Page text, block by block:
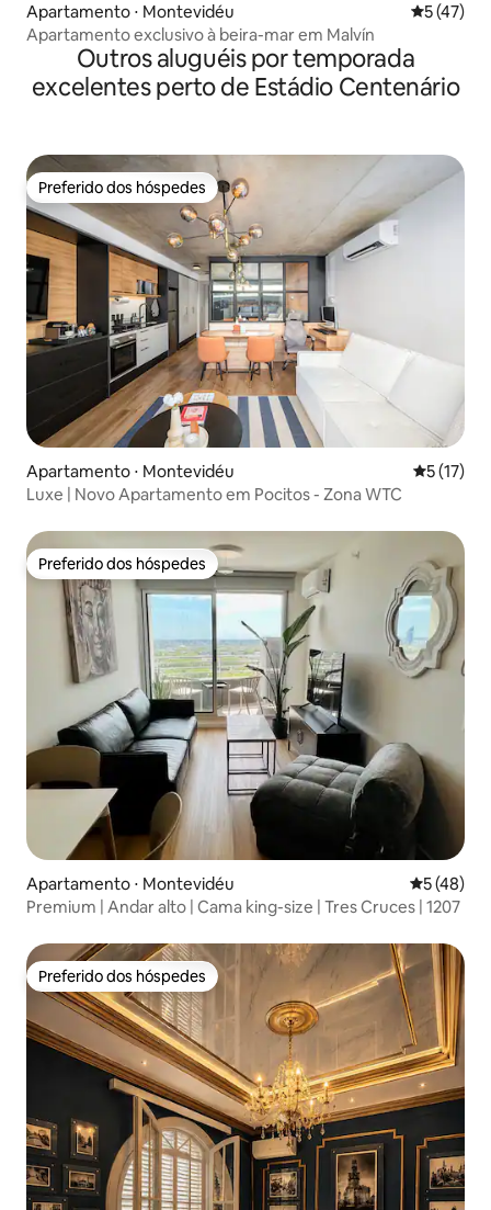
Apartamento ⋅ Montevidéu 5 de uma
5 (47)
Apartamento exclusivo à beira-mar em Malvín
Outros aluguéis por temporada
excelentes perto de Estádio Centenário
Preferido dos hóspedes
Preferido dos hóspedes
Apartamento ⋅ Montevidéu 5 de uma
5 (17)
Luxe | Novo Apartamento em Pocitos - Zona WTC
Preferido dos hóspedes
Preferido dos hóspedes
Apartamento ⋅ Montevidéu 5 de uma
5 (48)
Premium | Andar alto | Cama king-size | Tres Cruces | 1207
Preferido dos hóspedes
Preferido dos hóspedes